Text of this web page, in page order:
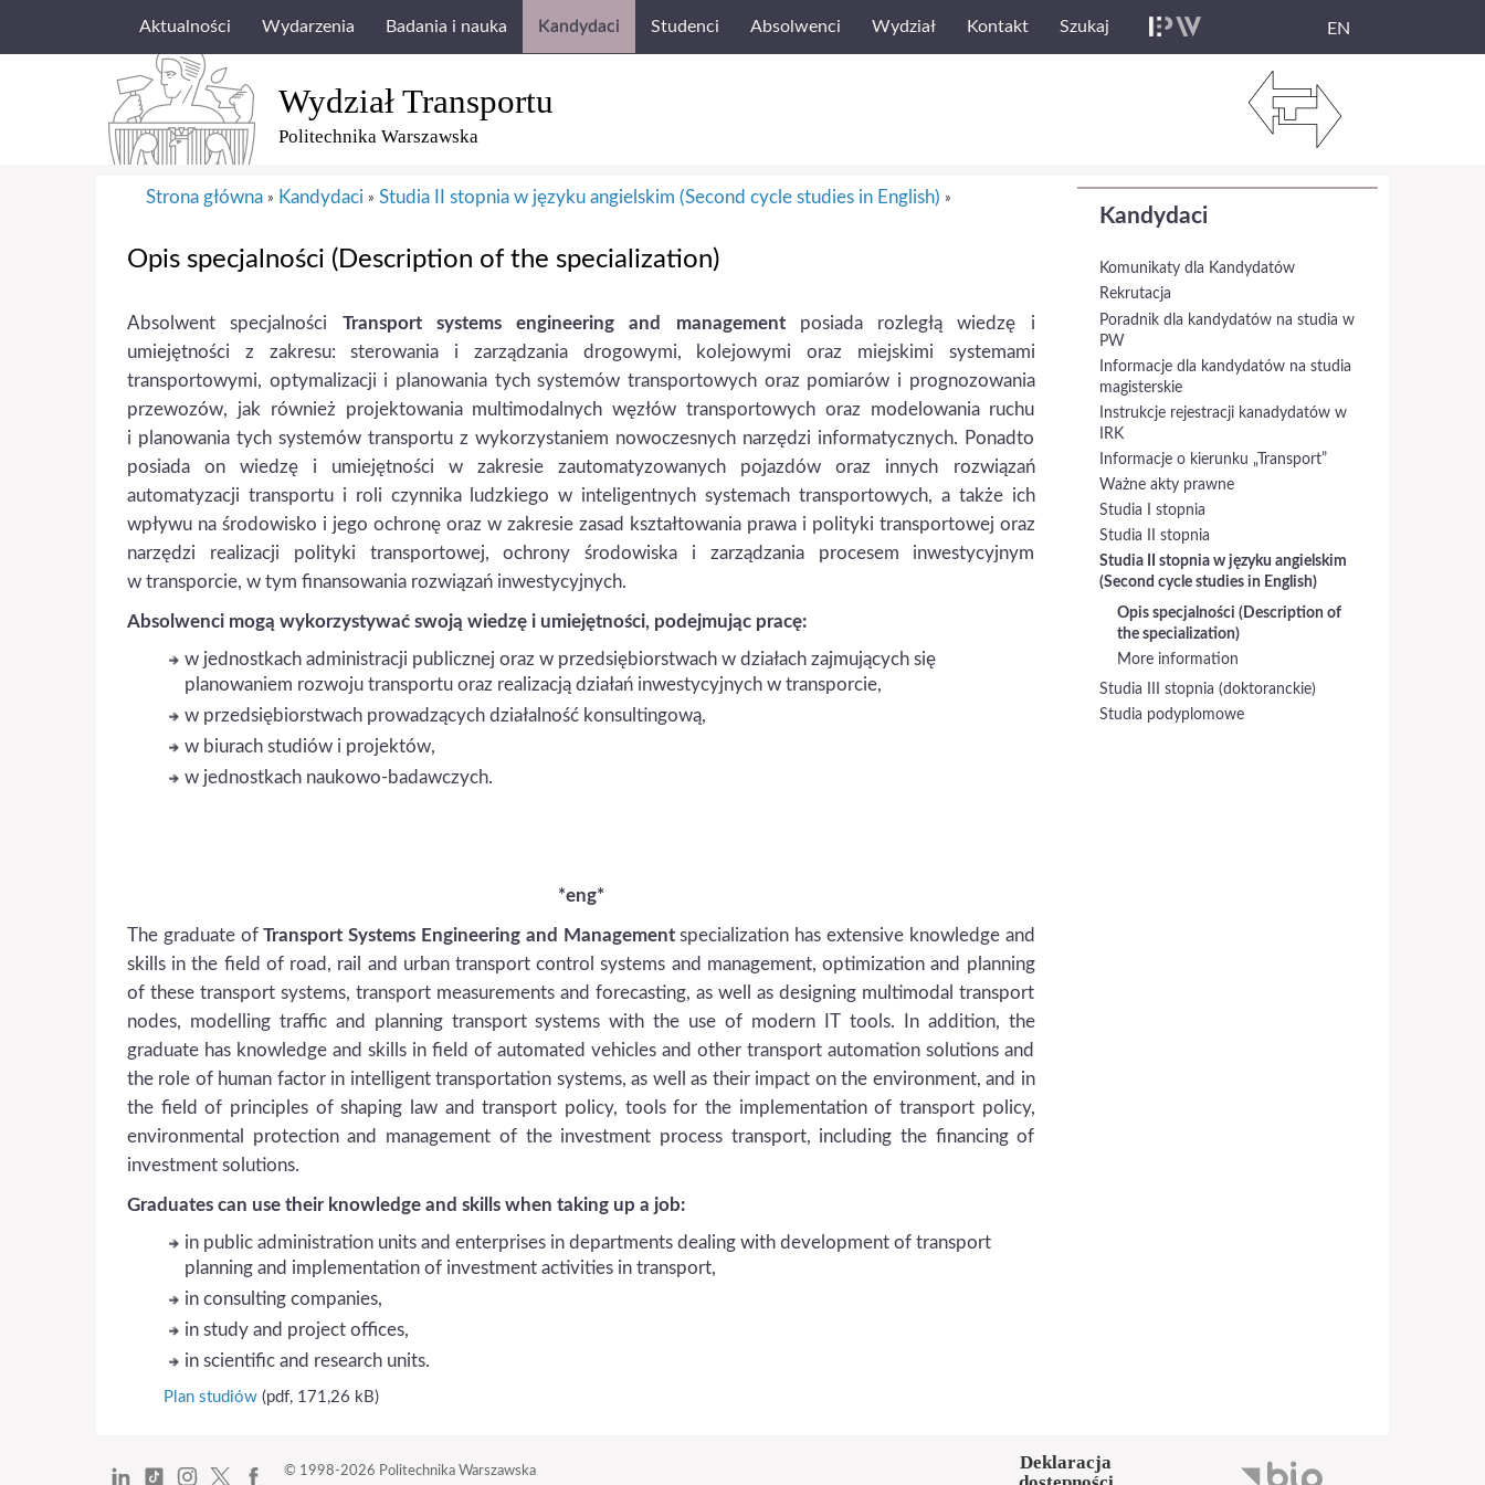
Aktualności Wydarzenia Badania i nauka Kandydaci Studenci Absolwenci Wydział Kontakt Szukaj EN
Wydział Transportu
Politechnika Warszawska
Kandydaci
Komunikaty dla Kandydatów
Rekrutacja
Poradnik dla kandydatów na studia w
PW
Informacje dla kandydatów na studia
magisterskie
Instrukcje rejestracji kanadydatów w
IRK
Informacje o kierunku „Transport”
Ważne akty prawne
Studia I stopnia
Studia II stopnia
Studia II stopnia w języku angielskim
(Second cycle studies in English)
Opis specjalności (Description of
the specialization)
More information
Studia III stopnia (doktoranckie)
Studia podyplomowe
Strona główna » Kandydaci » Studia II stopnia w języku angielskim (Second cycle studies in English) »
Opis specjalności (Description of the specialization)
Absolwent specjalności Transport systems engineering and management posiada rozległą wiedzę i
umiejętności z zakresu: sterowania i zarządzania drogowymi, kolejowymi oraz miejskimi systemami
transportowymi, optymalizacji i planowania tych systemów trans­portowych oraz pomiarów i prognozowania
przewozów, jak również projektowania multimo­dalnych węzłów transportowych oraz modelowania ruchu
i planowania tych systemów trans­portu z wykorzystaniem nowoczesnych narzędzi informatycznych. Ponadto
posiada on wiedzę i umiejętności w zakresie zautomatyzowanych pojazdów oraz innych rozwiązań
automatyzacji transportu i roli czynnika ludzkiego w inteligentnych systemach transportowych, a także ich
wpływu na środowisko i jego ochronę oraz w zakresie zasad kształtowania prawa i polityki transportowej oraz
narzędzi realizacji polityki transportowej, ochrony środowiska i zarządzania procesem inwestycyjnym
w transporcie, w tym finansowania rozwiązań inwestycyjnych.
Absolwenci mogą wykorzystywać swoją wiedzę i umiejętności, podejmując pracę:
w jednostkach administracji publicznej oraz w przedsiębiorstwach w działach zajmujących się
planowaniem rozwoju transportu oraz realizacją działań inwestycyjnych w transporcie,
w przedsiębiorstwach prowadzących działalność konsultingową,
w biurach studiów i projektów,
w jednostkach naukowo-badawczych.
*eng*
The graduate ofTransport Systems Engineering and Managementspecialization has extensive knowledge and
skills in the field of road, rail and urban transport control systems and management, optimization and planning
of these transport systems, transport measurements and forecasting, as well as designing multimodal transport
nodes, modelling traffic and planning transport systems with the use of modern IT tools. In addition, the
graduate has knowledge and skills in field of automated vehicles and other transport automation solutions and
the role of human factor in intelligent transportation systems, as well as their impact on the environment, and in
the field of principles of shaping law and transport policy, tools for the implementation of transport policy,
environmental protection and management of the investment process transport, including the financing of
investment solutions.
Graduates can use their knowledge and skills when taking up a job:
in public administration units and enterprises in departments dealing with development of transport
planning and implementation of investment activities in transport,
in consulting companies,
in study and project offices,
in scientific and research units.
Plan studiów (pdf, 171,26 kB)
© 1998-2026 Politechnika Warszawska
Deklaracja